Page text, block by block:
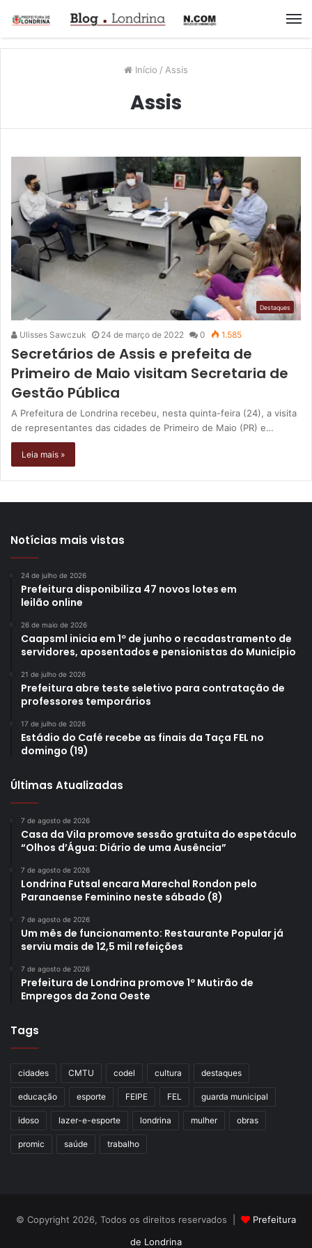
Início / Assis
Assis
Destaques
Ulisses Sawczuk 24 de março de 2022 0 1.585
Secretários de Assis e prefeita de
Primeiro de Maio visitam Secretaria de
Gestão Pública
A Prefeitura de Londrina recebeu, nesta quinta-feira (24), a visita
de representantes das cidades de Primeiro de Maio (PR) e…
Leia mais »
Notícias mais vistas
24 de julho de 2026
Prefeitura disponibiliza 47 novos lotes em
leilão online
26 de maio de 2026
Caapsml inicia em 1º de junho o recadastramento de
servidores, aposentados e pensionistas do Município
21 de julho de 2026
Prefeitura abre teste seletivo para contratação de
professores temporários
17 de julho de 2026
Estádio do Café recebe as finais da Taça FEL no
domingo (19)
Últimas Atualizadas
7 de agosto de 2026
Casa da Vila promove sessão gratuita do espetáculo
“Olhos d’Água: Diário de uma Ausência”
7 de agosto de 2026
Londrina Futsal encara Marechal Rondon pelo
Paranaense Feminino neste sábado (8)
7 de agosto de 2026
Um mês de funcionamento: Restaurante Popular já
serviu mais de 12,5 mil refeições
7 de agosto de 2026
Prefeitura de Londrina promove 1º Mutirão de
Empregos da Zona Oeste
Tags
cidades CMTU codel cultura destaques
educação esporte FEIPE FEL guarda municipal
idoso lazer-e-esporte londrina mulher obras
promic saúde trabalho
© Copyright 2026, Todos os direitos reservados |
Prefeitura
de Londrina